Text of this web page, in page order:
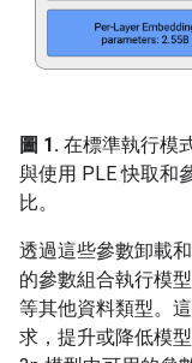
圖 1. 在標準執行模
與使用 PLE 快取和
比。
透過這些參數卸載
的參數組合執行模
等其他資料類型。
求，提升或降低模